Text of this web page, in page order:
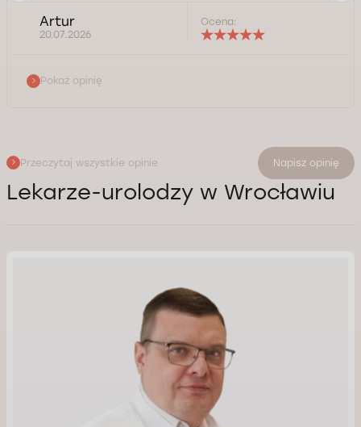
Artur
20.07.2026
Ocena:
Pokaż opinię
Przeczytaj wszystkie opinie Napisz opinię
Lekarze-urolodzy w Wrocławiu